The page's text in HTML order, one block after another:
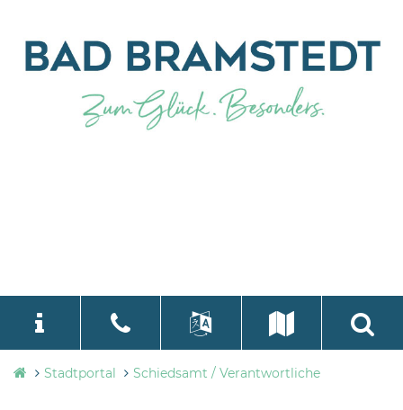
Stadtverwaltung
language
Select Language
Stadtportal Schiedsamt / Verantwortliche